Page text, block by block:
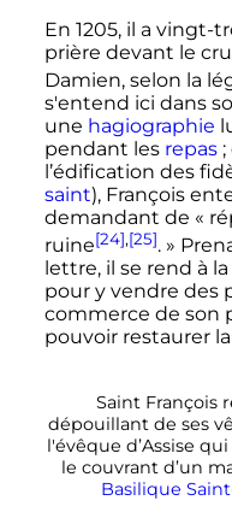
En 1205, il a vingt-
prière devant le
Damien, selon la
s'entend ici dans
une hagiographie
pendant les repas
l’édification des
saint), François
demandant de «
ruine[24],[25]. »
lettre, il se rend à
pour y vendre des
commerce de son
pouvoir restaurer
Saint François
dépouillant de ses
l'évêque d’Assise
le couvrant d’un
Basilique